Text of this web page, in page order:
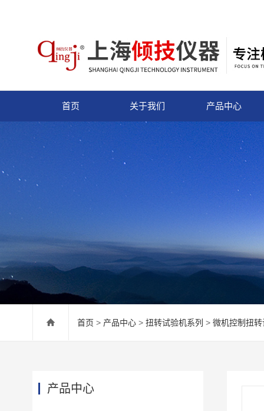
首页 关于我们 产品中心
首页 > 产品中心 > 扭转试验机系列 > 微机控制扭
产品中心